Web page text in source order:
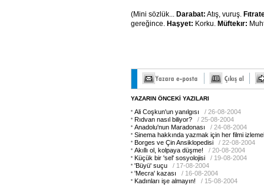
(Mini sözlük... Darabat: Atış, vuruş.
gereğince. Haşyet: Korku. Müftekır:
YAZARIN ÖNCEKİ YAZILARI
Ali Coşkun'un yanılgısı
/ 26-08-2004
Rıdvan nasıl biliyor?
/ 25-08-2004
Anadolu'nun Maradonası
/ 24-08-2004
Sinema hakkında yazmak için her filmi
Borges ve Çin Ansiklopedisi
/ 22-08-2004
Akıllı ol, kolpaya düşme!
/ 20-08-2004
Küçük bir 'sel' sosyolojisi
/ 19-08-2004
'Büyü' suçu
/ 17-08-2004
'Mecra' kazası
/ 16-08-2004
Kadınları işe almayın!
/ 15-08-2004